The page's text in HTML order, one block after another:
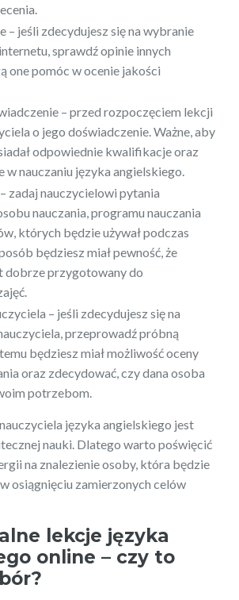
– jeśli zdecydujesz się na wybranie
sprawdź opinie innych
one pomóc w ocenie jakości
– przed rozpoczęciem lekcji
o jego doświadczenie. Ważne, aby
odpowiednie kwalifikacje oraz
w nauczaniu języka angielskiego.
zadaj nauczycielowi pytania
nauczania, programu nauczania
których będzie używał podczas
będziesz miał pewność, że
dobrze przygotowany do
– jeśli zdecydujesz się na
przeprowadź próbną
będziesz miał możliwość oceny
oraz zdecydować, czy dana osoba
potrzebom.
języka angielskiego jest
nauki. Dlatego warto poświęcić
na znalezienie osoby, która będzie
osiągnięciu zamierzonych celów
lekcje języka
online – czy to